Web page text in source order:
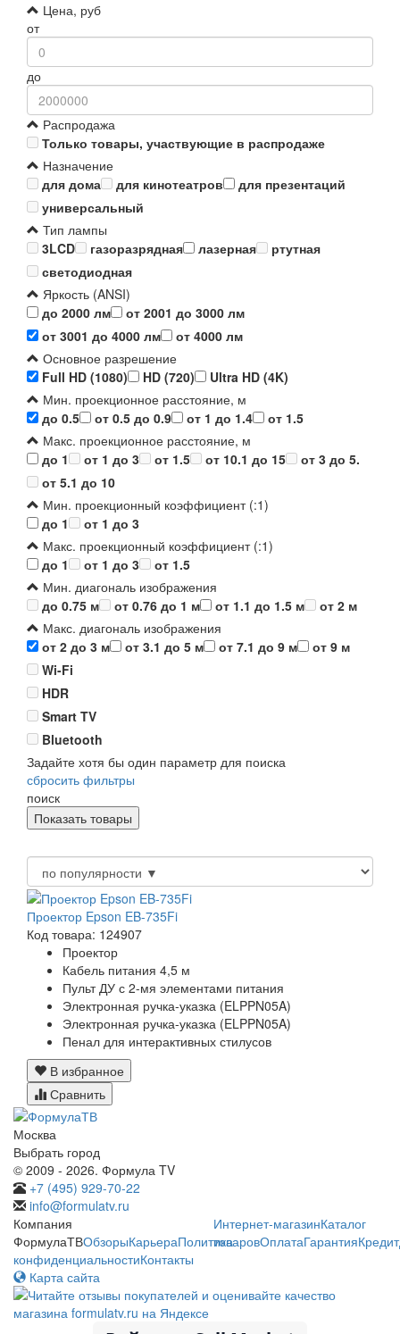
Цена, руб
от
до
Распродажа
Только товары, участвующие в распродаже
Назначение
для дома
для кинотеатров
для презентаций
универсальный
Тип лампы
3LCD
газоразрядная лазерная
ртутная
светодиодная
Яркость (ANSI)
до 2000 лм
от 2001 до 3000 лм
от 3001 до 4000 лм
от 4000 лм
Основное разрешение
Full HD (1080)
HD (720)
Ultra HD (4K)
Мин. проекционное расстояние, м
до 0.5
от 0.5 до 0.9 от 1 до 1.4
от 1.5
Макс. проекционное расстояние, м
до 1
от 1 до 3 от 1.5 от 10.1 до 15
от 3 до 5.
от 5.1 до 10
Мин. проекционный коэффициент (:1)
до 1
от 1 до 3
Макс. проекционный коэффициент (:1)
до 1
от 1 до 3
от 1.5
Мин. диагональ изображения
до 0.75 м
от 0.76 до 1 м от 1.1 до 1.5 м
от 2 м
Макс. диагональ изображения
от 2 до 3 м
от 3.1 до 5 м от 7.1 до 9 м
от 9 м
Wi-Fi
HDR
Smart TV
Bluetooth
Задайте хотя бы один параметр для поиска
сбросить фильтры
поиск
Проектор Epson EB-735Fi
Код товара: 124907
Проектор
Кабель питания 4,5 м
Пульт ДУ с 2-мя элементами питания
Электронная ручка-указка (ELPPN05A)
Электронная ручка-указка (ELPPN05A)
Пенал для интерактивных стилусов
В избранное
Сравнить
Москва
Выбрать город
© 2009 - 2026. Формула TV
+7 (495) 929-70-22
info@formulatv.ru
Компания
ФормулаТВОбзорыКарьераПолитика
конфиденциальностиКонтакты
Интернет-магазинКаталог
товаровОплатаГарантияКредит
Карта сайта